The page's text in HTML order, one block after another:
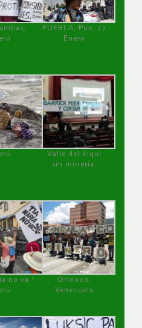
PUEBLA, Pue, 27
Enero
Valle del Elqui
sin minería.
no va !
Orinoco,
Venezuela